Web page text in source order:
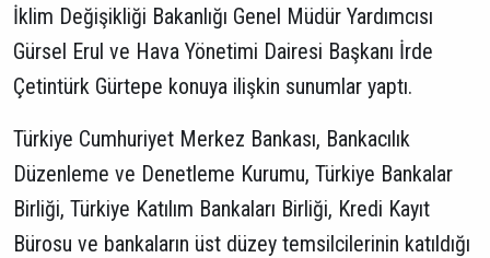
İklim Değişikliği Bakanlığı Genel Müdür Yardımcısı
Gürsel Erul ve Hava Yönetimi Dairesi Başkanı İrde
Çetintürk Gürtepe konuya ilişkin sunumlar yaptı.
Türkiye Cumhuriyet Merkez Bankası, Bankacılık
Düzenleme ve Denetleme Kurumu, Türkiye Bankalar
Birliği, Türkiye Katılım Bankaları Birliği, Kredi Kayıt
Bürosu ve bankaların üst düzey temsilcilerinin katıldığı